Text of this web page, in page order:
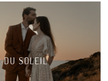
DU SOLEIL